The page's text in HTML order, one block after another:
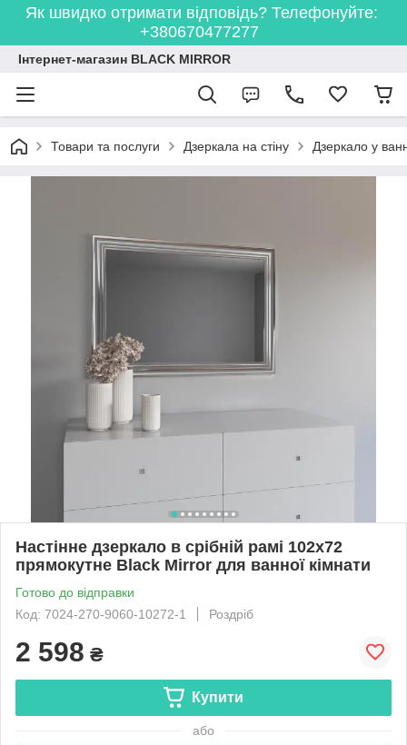
Як швидко отримати відповідь? Телефонуйте:
+380670477277
Інтернет-магазин BLACK MIRROR
Товари та послуги Дзеркала на стіну Дзеркало у
Настінне дзеркало в срібній рамі 102х72
прямокутне Black Mirror для ванної кімнати
Готово до відправки
Код: 7024-270-9060-10272-1
Роздріб
2 598 ₴
Купити
або